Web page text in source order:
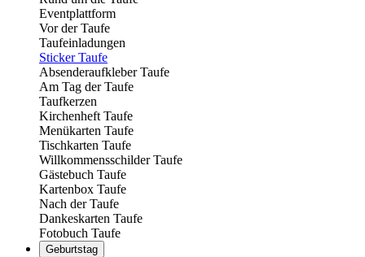
Eventplattform
Vor der Taufe
Taufeinladungen
Sticker Taufe
Absenderaufkleber Taufe
Am Tag der Taufe
Taufkerzen
Kirchenheft Taufe
Menükarten Taufe
Tischkarten Taufe
Willkommensschilder Taufe
Gästebuch Taufe
Kartenbox Taufe
Nach der Taufe
Dankeskarten Taufe
Fotobuch Taufe
Geburtstag